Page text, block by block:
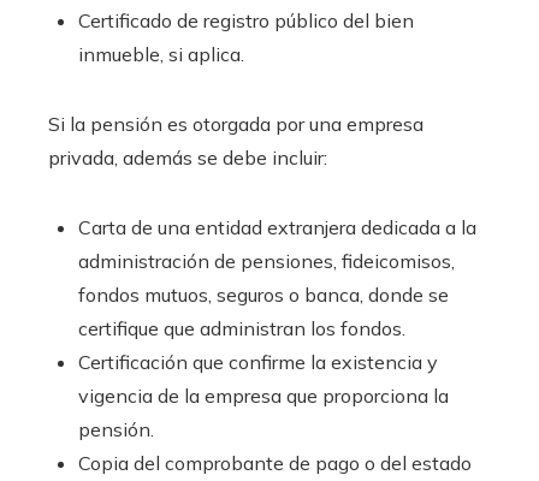
Certificado de registro público del bien
inmueble, si aplica.
Si la pensión es otorgada por una empresa
privada, además se debe incluir:
Carta de una entidad extranjera dedicada a la
administración de pensiones, fideicomisos,
fondos mutuos, seguros o banca, donde se
certifique que administran los fondos.
Certificación que confirme la existencia y
vigencia de la empresa que proporciona la
pensión.
Copia del comprobante de pago o del estado